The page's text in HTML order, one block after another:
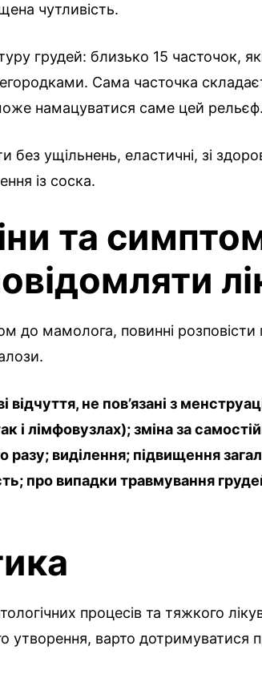
чутливість.
грудей: близько 15 часточок,
Сама часточка
намацуватися саме цей рельєф.
без ущільнень, еластичні, зі
із соска.
та
мамолога, повинні розповісти
не пов’язані з
і лімфовузлах); зміна за
разу; виділення; підвищення
про випадки травмування
процесів та тяжкого
утворення, варто дотримуватися